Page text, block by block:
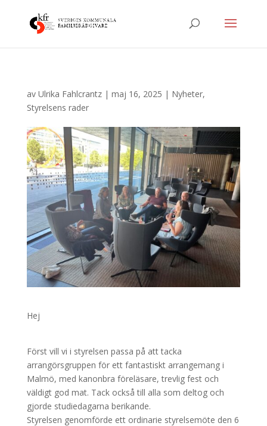
av Ulrika Fahlcrantz| maj 16, 2025 | Nyheter,
Styrelsens rader
Hej
Först vill vi i styrelsen passa på att tacka
arrangörsgruppen för ett fantastiskt arrangemang i
Malmö, med kanonbra föreläsare, trevlig fest och
väldigt god mat. Tack också till alla som deltog och
gjorde studiedagarna berikande.
Styrelsen genomförde ett ordinarie styrelsemöte den 6